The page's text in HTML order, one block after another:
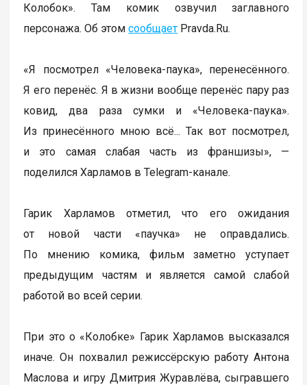
Колобок». Там комик озвучил заглавного
персонажа. Об этомсообщает Pravda.Ru.
«Я посмотрел «Человека-паука», перенесённого.
Я его перенёс. Я в жизни вообще перенёс пару раз
ковид, два раза сумки и «Человека-паука».
Из принесённого мною всё... Так вот посмотрел,
и это самая слабая часть из франшизы», —
поделился Харламов в Telegram-канале.
Гарик Харламов отметил, что его ожидания
от новой части «паучка» не оправдались.
По мнению комика, фильм заметно уступает
предыдущим частям и является самой слабой
работой во всей серии.
При это о «Колобке» Гарик Харламов высказался
иначе. Он похвалил режиссёрскую работу Антона
Маслова и игру Дмитрия Журавлёва, сыгравшего